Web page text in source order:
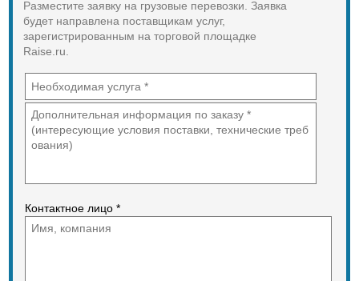
http://vozimnn.jimdo.com
Разместите заявку на грузовые перевозки. Заявка
будет направлена поставщикам услуг,
зарегистрированным на торговой площадке
Raise.ru.
Контактное лицо *